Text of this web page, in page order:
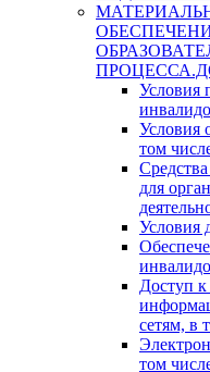
Условия
Условия
том
для
Условия
Доступ
сетям, в
том